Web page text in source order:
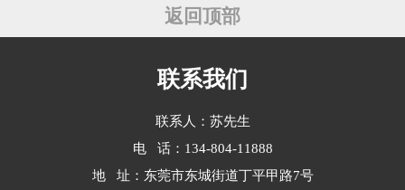
返回顶部
联系我们
联系人：苏先生
电 话：134-804-11888
地 址：东莞市东城街道丁平甲路7号